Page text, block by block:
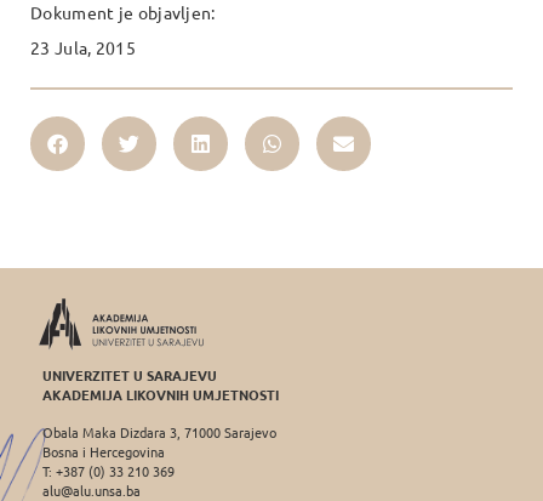
Dokument je objavljen:
23 Jula, 2015
UNIVERZITET U SARAJEVU
AKADEMIJA LIKOVNIH UMJETNOSTI
Obala Maka Dizdara 3, 71000 Sarajevo
Bosna i Hercegovina
T: +387 (0) 33 210 369
alu@alu.unsa.ba